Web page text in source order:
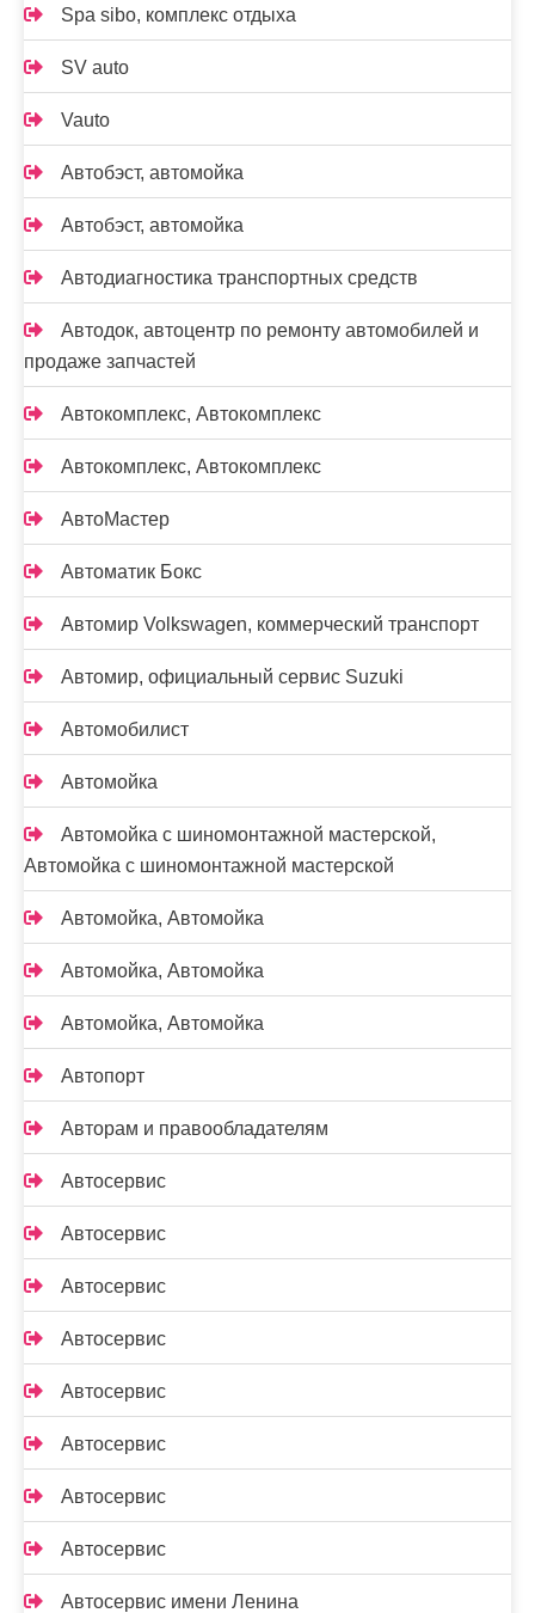
Spa sibo, комплекс отдыха
SV auto
Vauto
Автобэст, автомойка
Автобэст, автомойка
Автодиагностика транспортных средств
Автодок, автоцентр по ремонту автомобилей и
продаже запчастей
Автокомплекс, Автокомплекс
Автокомплекс, Автокомплекс
АвтоМастер
Автоматик Бокс
Автомир Volkswagen, коммерческий транспорт
Автомир, официальный сервис Suzuki
Автомобилист
Автомойка
Автомойка с шиномонтажной мастерской,
Автомойка с шиномонтажной мастерской
Автомойка, Автомойка
Автомойка, Автомойка
Автомойка, Автомойка
Автопорт
Авторам и правообладателям
Автосервис
Автосервис
Автосервис
Автосервис
Автосервис
Автосервис
Автосервис
Автосервис
Автосервис имени Ленина